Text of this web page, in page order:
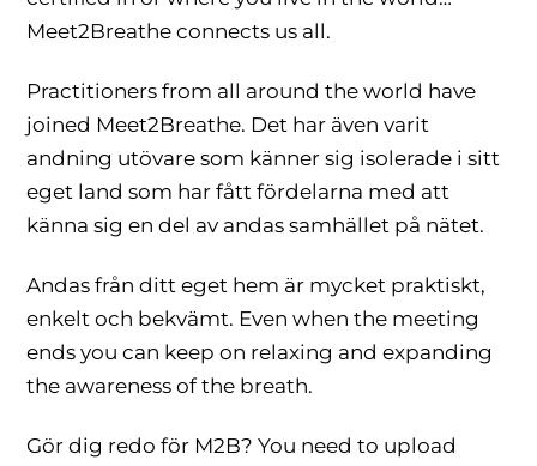
Meet2Breathe connects us all.
Practitioners from all around the world have
joined Meet2Breathe. Det har även varit
andning utövare som känner sig isolerade i sitt
eget land som har fått fördelarna med att
känna sig en del av andas samhället på nätet.
Andas från ditt eget hem är mycket praktiskt,
enkelt och bekvämt. Even when the meeting
ends you can keep on relaxing and expanding
the awareness of the breath.
Gör dig redo för M2B? You need to upload